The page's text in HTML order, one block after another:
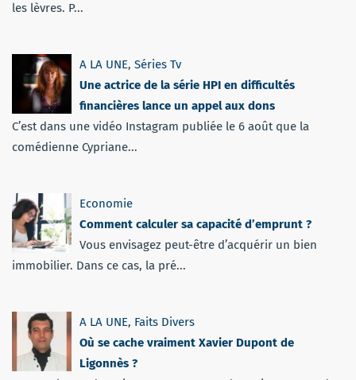
les lèvres. P...
A LA UNE, Séries Tv
Une actrice de la série HPI en difficultés
financières lance un appel aux dons
C’est dans une vidéo Instagram publiée le 6 août que la
comédienne Cypriane...
Economie
Comment calculer sa capacité d’emprunt ?
Vous envisagez peut-être d’acquérir un bien
immobilier. Dans ce cas, la pré...
A LA UNE, Faits Divers
Où se cache vraiment Xavier Dupont de
Ligonnès ?